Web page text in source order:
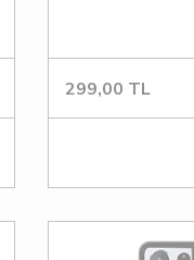
299,00 TL